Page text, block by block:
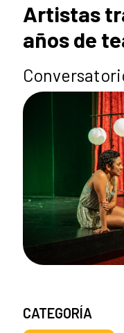
Artistas
años de
CATEGORÍA